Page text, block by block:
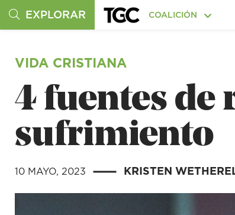
EXPLORAR COALICIÓN
VIDA CRISTIANA
4 fuentes de
sufrimiento
10 MAYO, 2023 | KRISTEN